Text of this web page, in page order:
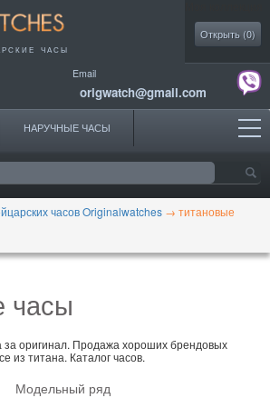
ЧАСЫ
Email
origwatch@gmail.com
Открыть (0)
НАРУЧНЫЕ ЧАСЫ
часов Originalwatches → титановые
часы
оригинал. Продажа хороших брендовых
из титана. Каталог часов.
Модельный ряд